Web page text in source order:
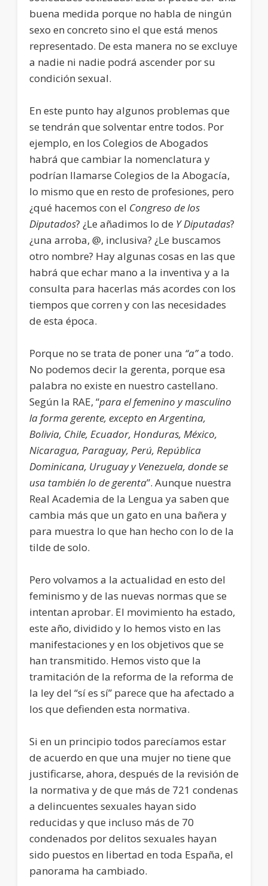
buena medida porque no habla de ningún
sexo en concreto sino el que está menos
representado. De esta manera no se excluye
a nadie ni nadie podrá ascender por su
condición sexual.
En este punto hay algunos problemas que
se tendrán que solventar entre todos. Por
ejemplo, en los Colegios de Abogados
habrá que cambiar la nomenclatura y
podrían llamarse Colegios de la Abogacía,
lo mismo que en resto de profesiones, pero
¿qué hacemos con el Congreso de los
Diputados? ¿Le añadimos lo de Y Diputadas?
¿una arroba, @, inclusiva? ¿Le buscamos
otro nombre? Hay algunas cosas en las que
habrá que echar mano a la inventiva y a la
consulta para hacerlas más acordes con los
tiempos que corren y con las necesidades
de esta época.
Porque no se trata de poner una “a”a todo.
No podemos decir la gerenta, porque esa
palabra no existe en nuestro castellano.
Según la RAE, “para el femenino y masculino
la forma gerente, excepto en Argentina,
Bolivia, Chile, Ecuador, Honduras, México,
Nicaragua, Paraguay, Perú, República
Dominicana, Uruguay y Venezuela, donde se
usa también lo de gerenta”. Aunque nuestra
Real Academia de la Lengua ya saben que
cambia más que un gato en una bañera y
para muestra lo que han hecho con lo de la
tilde de solo.
Pero volvamos a la actualidad en esto del
feminismo y de las nuevas normas que se
intentan aprobar. El movimiento ha estado,
este año, dividido y lo hemos visto en las
manifestaciones y en los objetivos que se
han transmitido. Hemos visto que la
tramitación de la reforma de la reforma de
la ley del “sí es sí” parece que ha afectado a
los que defienden esta normativa.
Si en un principio todos parecíamos estar
de acuerdo en que una mujer no tiene que
justificarse, ahora, después de la revisión de
la normativa y de que más de 721 condenas
a delincuentes sexuales hayan sido
reducidas y que incluso más de 70
condenados por delitos sexuales hayan
sido puestos en libertad en toda España, el
panorama ha cambiado.